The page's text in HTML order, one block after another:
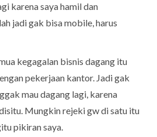
karena saya hamil dan
jadi gak bisa mobile, harus
kegagalan bisnis dagang itu
pekerjaan kantor. Jadi gak
mau dagang lagi, karena
Mungkin rejeki gw di satu itu
pikiran saya.